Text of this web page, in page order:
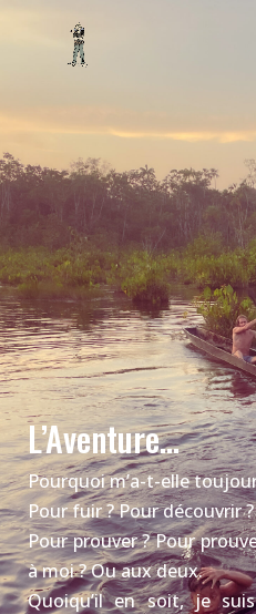
L’Aventure…
Pourquoi m’a-t-elle
Pour fuir ? Pour découvrir ?
Pour prouver ? Pour
à moi ? Ou aux deux.
Quoiqu’il en soit, je